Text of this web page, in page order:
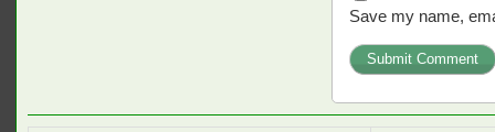
Save my name,